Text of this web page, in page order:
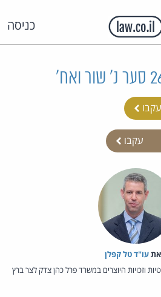
כניסה
עקבו
עקבו
עו"ד טל קפלן
וזכויות היוצרים במשרד פרל כהן צדק לצר ברץ